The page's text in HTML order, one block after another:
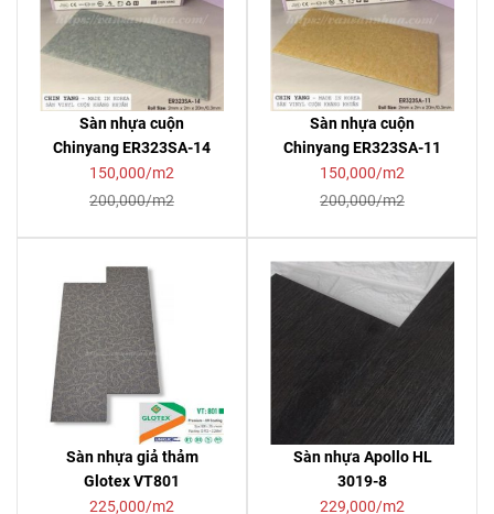
Sàn nhựa cuộn
Chinyang ER323SA-14
150,000/m2
200,000/m2
Sàn nhựa cuộn
Chinyang ER323SA-11
150,000/m2
200,000/m2
Sàn nhựa giả thảm
Glotex VT801
225,000/m2
Sàn nhựa Apollo HL
3019-8
229,000/m2